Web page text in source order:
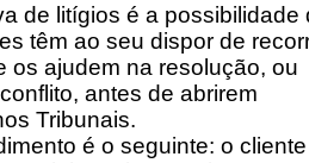
de litígios é a possibilidade
têm ao seu dispor de
os ajudem na resolução, ou
antes de abrirem
Tribunais.
é o seguinte: o cliente